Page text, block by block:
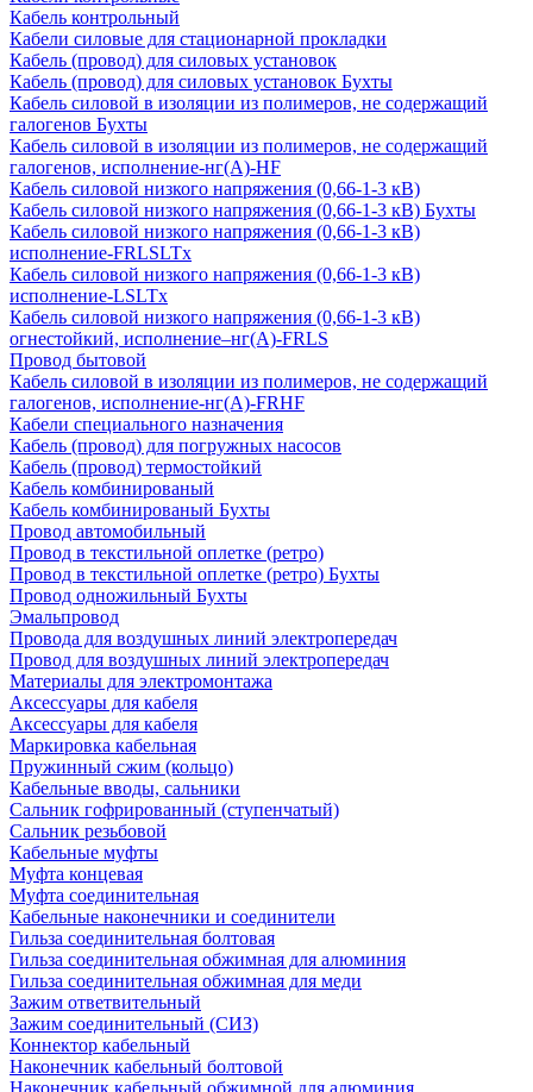
Кабель контрольный
Кабели силовые для стационарной прокладки
Кабель (провод) для силовых установок
Кабель (провод) для силовых установок Бухты
Кабель силовой в изоляции из полимеров, не содержащий
галогенов Бухты
Кабель силовой в изоляции из полимеров, не содержащий
галогенов, исполнение-нг(А)-HF
Кабель силовой низкого напряжения (0,66-1-3 кВ)
Кабель силовой низкого напряжения (0,66-1-3 кВ) Бухты
Кабель силовой низкого напряжения (0,66-1-3 кВ)
исполнение-FRLSLTx
Кабель силовой низкого напряжения (0,66-1-3 кВ)
исполнение-LSLTx
Кабель силовой низкого напряжения (0,66-1-3 кВ)
огнестойкий, исполнение–нг(А)-FRLS
Провод бытовой
Кабель силовой в изоляции из полимеров, не содержащий
галогенов, исполнение-нг(А)-FRHF
Кабели специального назначения
Кабель (провод) для погружных насосов
Кабель (провод) термостойкий
Кабель комбинированый
Кабель комбинированый Бухты
Провод автомобильный
Провод в текстильной оплетке (ретро)
Провод в текстильной оплетке (ретро) Бухты
Провод одножильный Бухты
Эмальпровод
Провода для воздушных линий электропередач
Провод для воздушных линий электропередач
Материалы для электромонтажа
Аксессуары для кабеля
Аксессуары для кабеля
Маркировка кабельная
Пружинный сжим (кольцо)
Кабельные вводы, сальники
Сальник гофрированный (ступенчатый)
Сальник резьбовой
Кабельные муфты
Муфта концевая
Муфта соединительная
Кабельные наконечники и соединители
Гильза соединительная болтовая
Гильза соединительная обжимная для алюминия
Гильза соединительная обжимная для меди
Зажим ответвительный
Зажим соединительный (СИЗ)
Коннектор кабельный
Наконечник кабельный болтовой
Наконечник кабельный обжимной для алюминия